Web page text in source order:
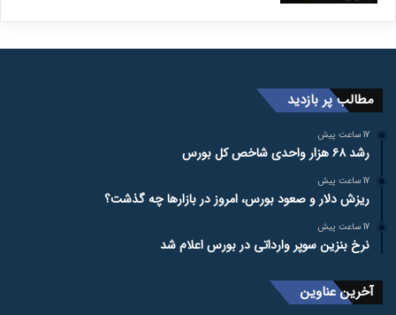
مطالب پر بازدید
17 ساعت پیش
رشد ۶۸ هزار واحدی شاخص کل بورس
17 ساعت پیش
ریزش دلار و صعود بورس، امروز در بازارها چه گذشت؟
17 ساعت پیش
نرخ بنزین سوپر وارداتی در بورس اعلام شد
آخرین عناوین